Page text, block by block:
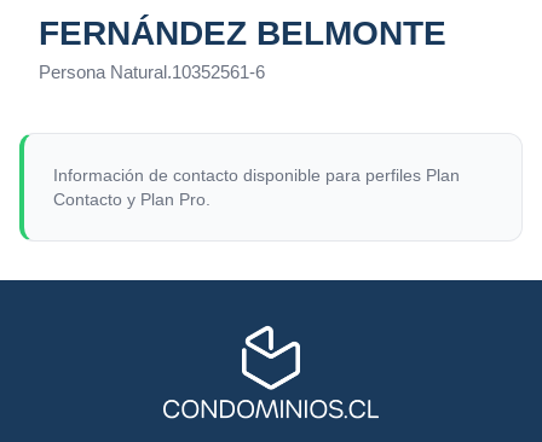
FERNÁNDEZ BELMONTE
Persona Natural.10352561-6
Información de contacto disponible para perfiles Plan
Contacto y Plan Pro.